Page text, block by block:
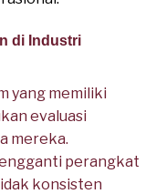
di Industri
yang memiliki
evaluasi
mereka.
perangkat
konsisten